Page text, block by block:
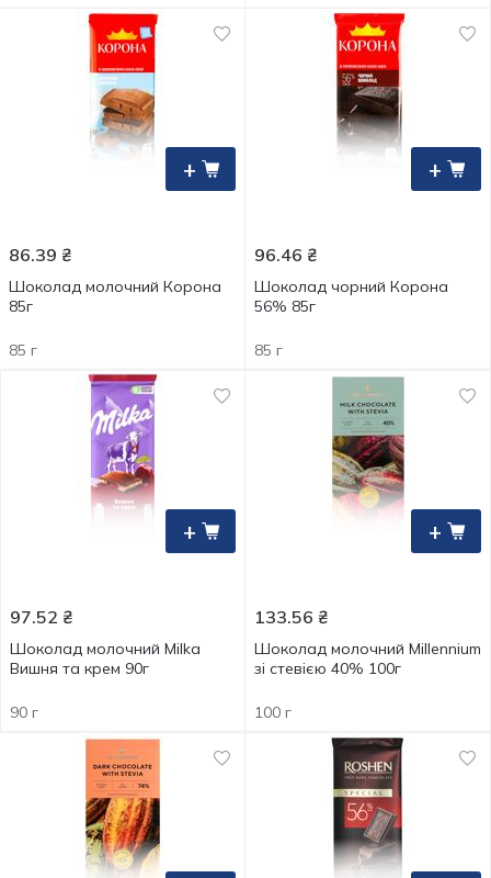
+
86.39 ₴
Шоколад молочний Корона
85г
85 г
+
96.46 ₴
Шоколад чорний Корона
56% 85г
85 г
+
97.52 ₴
Шоколад молочний Milka
Вишня та крем 90г
90 г
+
133.56 ₴
Шоколад молочний Millennium
зі стевією 40% 100г
100 г